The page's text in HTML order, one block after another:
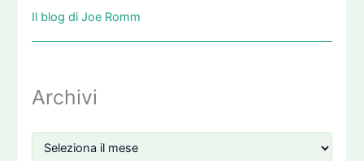
Il blog di Joe Romm
Archivi